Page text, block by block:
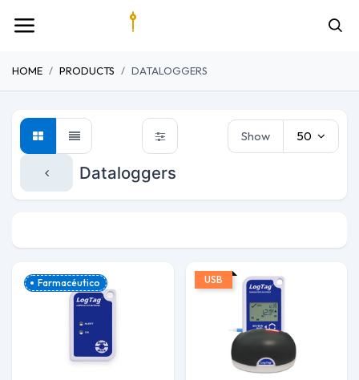
HOME PRODUCTS DATALOGGERS
Dataloggers
Show 50
Farmacéutico USB